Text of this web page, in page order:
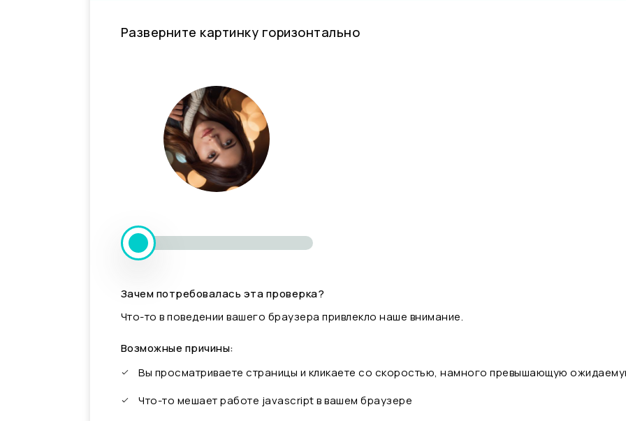
Разверните картинку горизонтально
Зачем потребовалась эта проверка?
Что-то в поведении вашего браузера привлекло наше внимание.
Возможные причины:
Вы просматриваете страницы и кликаете со скоростью, намного превышающую
Что-то мешает работе javascript в вашем браузере